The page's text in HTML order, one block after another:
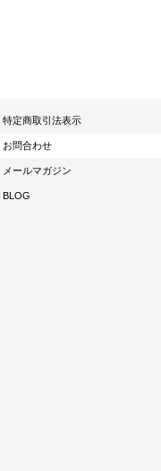
特定商取引法表示
お問合わせ
メールマガジン
BLOG